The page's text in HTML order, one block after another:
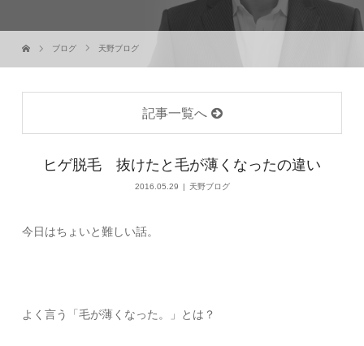
ブログ 天野ブログ
記事一覧へ
ヒゲ脱毛 抜けたと毛が薄くなったの違い
2016.05.29 天野ブログ
今日はちょいと難しい話。
よく言う「毛が薄くなった。」とは？